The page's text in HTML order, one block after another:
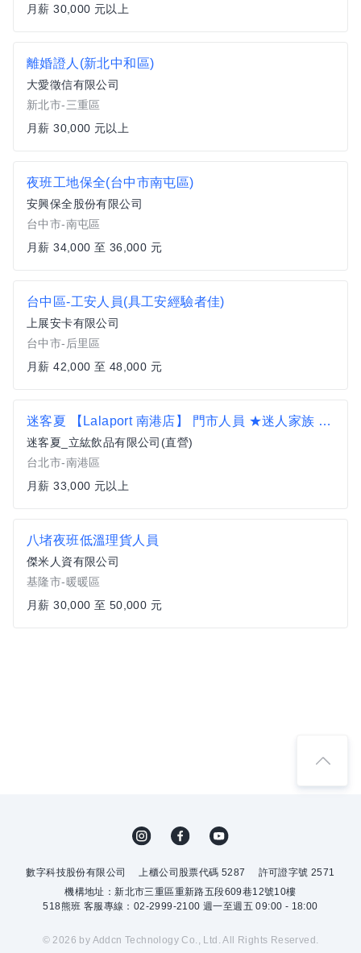
月薪 30,000 元以上
離婚證人(新北中和區)
大愛徵信有限公司
新北市-三重區
月薪 30,000 元以上
夜班工地保全(台中市南屯區)
安興保全股份有限公司
台中市-南屯區
月薪 34,000 至 36,000 元
台中區-工安人員(具工安經驗者佳)
上展安卡有限公司
台中市-后里區
月薪 42,000 至 48,000 元
迷客夏 【Lalaport 南港店】 門市人員 ★迷人家族 歡迎社會新鮮人 勇敢 逐夢 33K起薪 擴大徵才
迷客夏_立紘飲品有限公司(直營)
台北市-南港區
月薪 33,000 元以上
八堵夜班低溫理貨人員
傑米人資有限公司
基隆市-暖暖區
月薪 30,000 至 50,000 元
數字科技股份有限公司 上櫃公司股票代碼 5287
許可證字號 2571
機構地址：新北市三重區重新路五段609巷12號10樓
518熊班 客服專線：02-2999-2100 週一至週五 09:00 - 18:00
© 2026 by Addcn Technology Co., Ltd. All Rights Reserved.